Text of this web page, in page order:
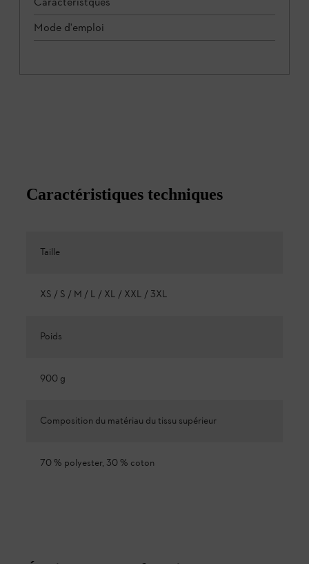
Mode d'emploi
Caractéristiques techniques
Taille
XS / S / M / L / XL / XXL / 3XL
Poids
900 g
Composition du matériau du tissu supérieur
70 % polyester, 30 % coton